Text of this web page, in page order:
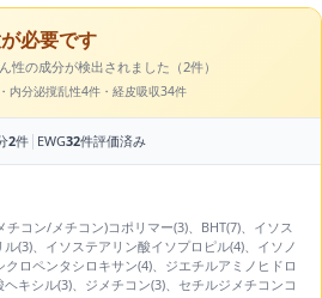
必要です
性の成分が検出されました（2件）
内分泌撹乱性4件・経皮吸収34件
2件 | EWG32件評価済み
チコン/メチコン)コポリマー(3)、BHT(7)、イソス
(3)、イソステアリン酸イソプロピル(4)、イソノ
ロペンタシロキサン(4)、ジエチルアミノヒドロ
キシル(3)、ジメチコン(3)、セチルジメチコンコ